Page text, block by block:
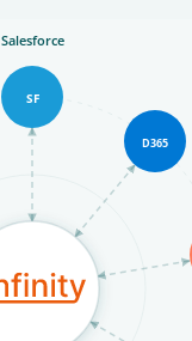
SF
Salesforce
D365